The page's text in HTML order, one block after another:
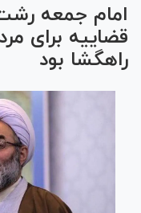
امام جمعه
قضاییه برای
راهگشا بود